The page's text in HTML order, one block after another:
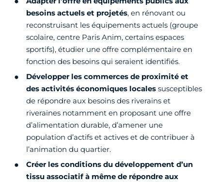
besoins actuels et projetés, en rénovant ou
reconstruisant les équipements actuels (groupe
scolaire, centre Paris Anim, certains espaces
sportifs), étudier une offre complémentaire en
fonction des besoins qui seraient identifiés.
Développer les commerces de proximité et
des activités économiques locales susceptibles
de répondre aux besoins des riverains et
riveraines notamment en proposant une offre
d’alimentation durable, d’amener une
population d’actifs et actives et de contribuer à
l’animation du quartier.
Créer les conditions du développement d’un
tissu associatif à même de répondre aux